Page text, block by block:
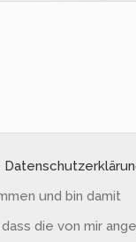
und bin damit
die von mir